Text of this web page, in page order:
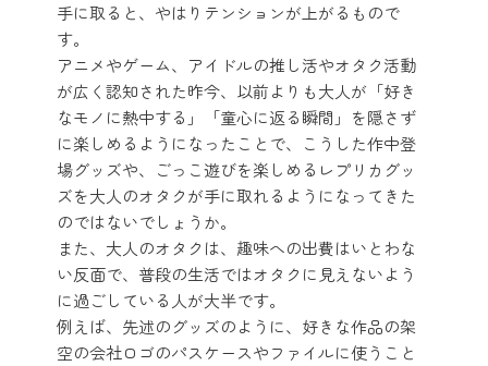
手に取ると、やはりテンションが上がるもので
す。
アニメやゲーム、アイドルの推し活やオタク活動
が広く認知された昨今、以前よりも大人が「好き
なモノに熱中する」「童心に返る瞬間」を隠さず
に楽しめるようになったことで、こうした作中登
場グッズや、ごっこ遊びを楽しめるレプリカグッ
ズを大人のオタクが手に取れるようになってきた
のではないでしょうか。
また、大人のオタクは、趣味への出費はいとわな
い反面で、普段の生活ではオタクに見えないよう
に過ごしている人が大半です。
例えば、先述のグッズのように、好きな作品の架
空の会社ロゴのパスケースやファイルに使うこと